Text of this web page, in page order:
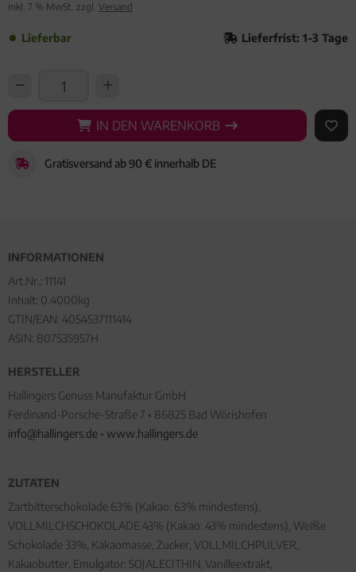
inkl. 7 % MwSt. zzgl. Versand
Lieferbar Lieferfrist: 1-3 Tage
IN DEN WARENKORB
IN DEN WARENKORB AUF
Gratisversand ab 90 € innerhalb DE
INFORMATIONEN
Art.Nr.: 11141
Inhalt: 0.4000kg
GTIN/EAN: 4054537111414
ASIN: B07S35957H
HERSTELLER
Hallingers Genuss Manufaktur GmbH
Ferdinand-Porsche-Straße 7 • 86825 Bad Wörishofen
info@hallingers.de • www.hallingers.de
ZUTATEN
Zartbitterschokolade 63% (Kakao: 63% mindestens),
VOLLMILCHSCHOKOLADE 43% (Kakao: 43% mindestens), Weiße
Schokolade 33%, Kakaomasse, Zucker, VOLLMILCHPULVER,
Kakaobutter, Emulgator: SOJALECITHIN, Vanilleextrakt,